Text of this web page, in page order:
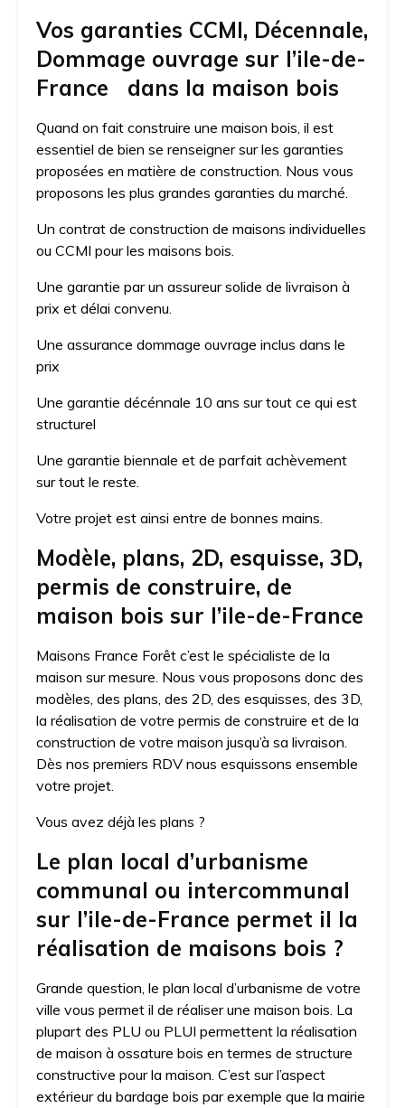
Vos garanties CCMI, Décennale,
Dommage ouvrage sur l’ile-de-
France dans la maison bois
Quand on fait construire une maison bois, il est
essentiel de bien se renseigner sur les garanties
proposées en matière de construction. Nous vous
proposons les plus grandes garanties du marché.
Un contrat de construction de maisons individuelles
ou CCMI pour les maisons bois.
Une garantie par un assureur solide de livraison à
prix et délai convenu.
Une assurance dommage ouvrage inclus dans le
prix
Une garantie décénnale 10 ans sur tout ce qui est
structurel
Une garantie biennale et de parfait achèvement
sur tout le reste.
Votre projet est ainsi entre de bonnes mains.
Modèle, plans, 2D, esquisse, 3D,
permis de construire, de
maison bois sur l’ile-de-France
Maisons France Forêt c’est le spécialiste de la
maison sur mesure. Nous vous proposons donc des
modèles, des plans, des 2D, des esquisses, des 3D,
la réalisation de votre permis de construire et de la
construction de votre maison jusqu’à sa livraison.
Dès nos premiers RDV nous esquissons ensemble
votre projet.
Vous avez déjà les plans ?
Le plan local d’urbanisme
communal ou intercommunal
sur l’ile-de-France permet il la
réalisation de maisons bois ?
Grande question, le plan local d’urbanisme de votre
ville vous permet il de réaliser une maison bois. La
plupart des PLU ou PLUI permettent la réalisation
de maison à ossature bois en termes de structure
constructive pour la maison. C’est sur l’aspect
extérieur du bardage bois par exemple que la mairie